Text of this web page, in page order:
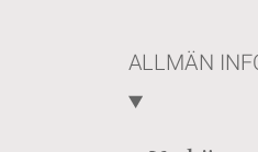
ALLMÄN